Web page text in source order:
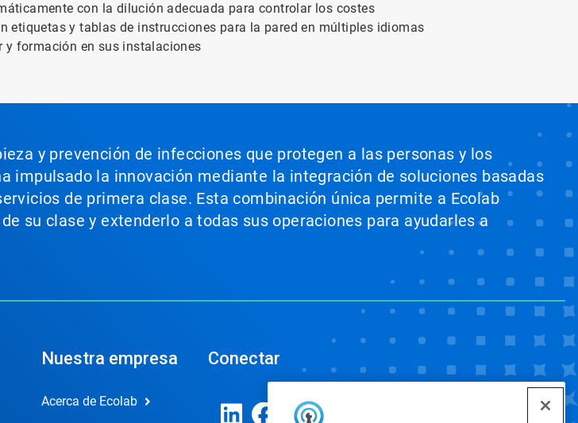
con la dilución adecuada para controlar los costes
etiquetas y tablas de instrucciones para la pared en múltiples idiomas
y formación en sus instalaciones
y prevención de infecciones que protegen a las personas y los
impulsado la innovación mediante la integración de soluciones basadas
de primera clase. Esta combinación única permite a Ecolab
su clase y extenderlo a todas sus operaciones para ayudarles a
Nuestra empresa
Acerca de Ecolab
Conectar